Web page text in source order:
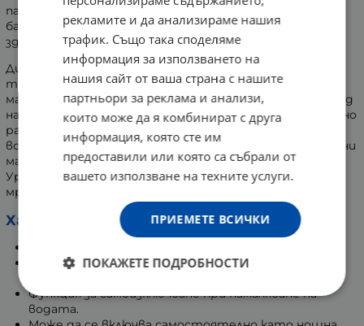
пара, неутрализираща прахта и патогенните
бактерии. Свежият въздух допринася за по-
здравословна среда и добро дишане.
Дифузерът работи без налягане, с ултразвукова
технология, запазваща качествата на етеричното
масло. Централно разположения широк порт за отвод
на парата позволява интензивна дифузия за оптимално
разпръскване на етеричните масла. Подходящ е за
всекидневна употреба. Изработен от сертифицирани
материали.
Уредът работи с кабел, включен в електрическата
мрежа.
Характеристики:
LED светлини: 7 цветни преливащи светлини,
Функция за самоизключване при намаляване на
водата.
рекламите и да анализираме нашия
трафик. Също така споделяме
информация за използването на
нашия сайт от ваша страна с нашите
партньори за реклама и анализи,
които може да я комбинират с друга
информация, която сте им
предоставили или която са събрали от
вашето използване на техните услуги.
ПРИЕМЕТЕ ВСИЧКИ
ПОКАЖЕТЕ ПОДРОБНОСТИ